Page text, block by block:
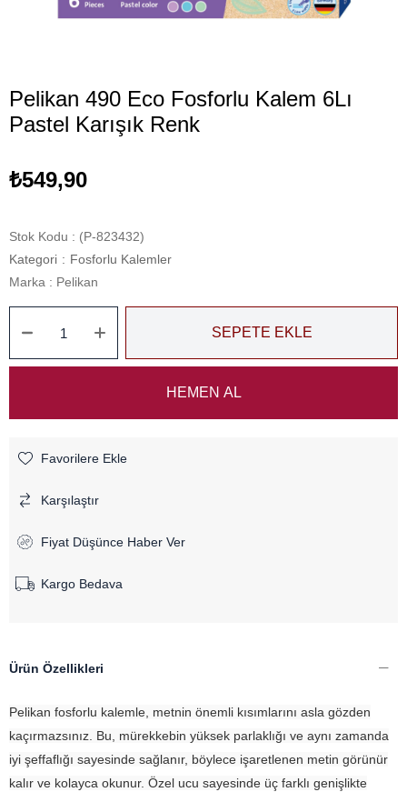
Pelikan 490 Eco Fosforlu Kalem 6Lı
Pastel Karışık Renk
₺549,90
Stok Kodu
(P-823432)
Kategori : Fosforlu Kalemler
Marka : Pelikan
Favorilere Ekle
Karşılaştır
Fiyat Düşünce Haber Ver
Kargo Bedava
Ürün Özellikleri
Pelikan fosforlu kalemle, metnin önemli kısımlarını asla gözden
kaçırmazsınız. Bu, mürekkebin yüksek parlaklığı ve aynı zamanda
iyi şeffaflığı sayesinde sağlanır, böylece işaretlenen metin görünür
kalır ve kolayca okunur. Özel ucu sayesinde üç farklı genişlikte